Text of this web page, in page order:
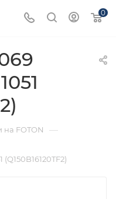
0
на FOTON —
(Q150B16120TF2)